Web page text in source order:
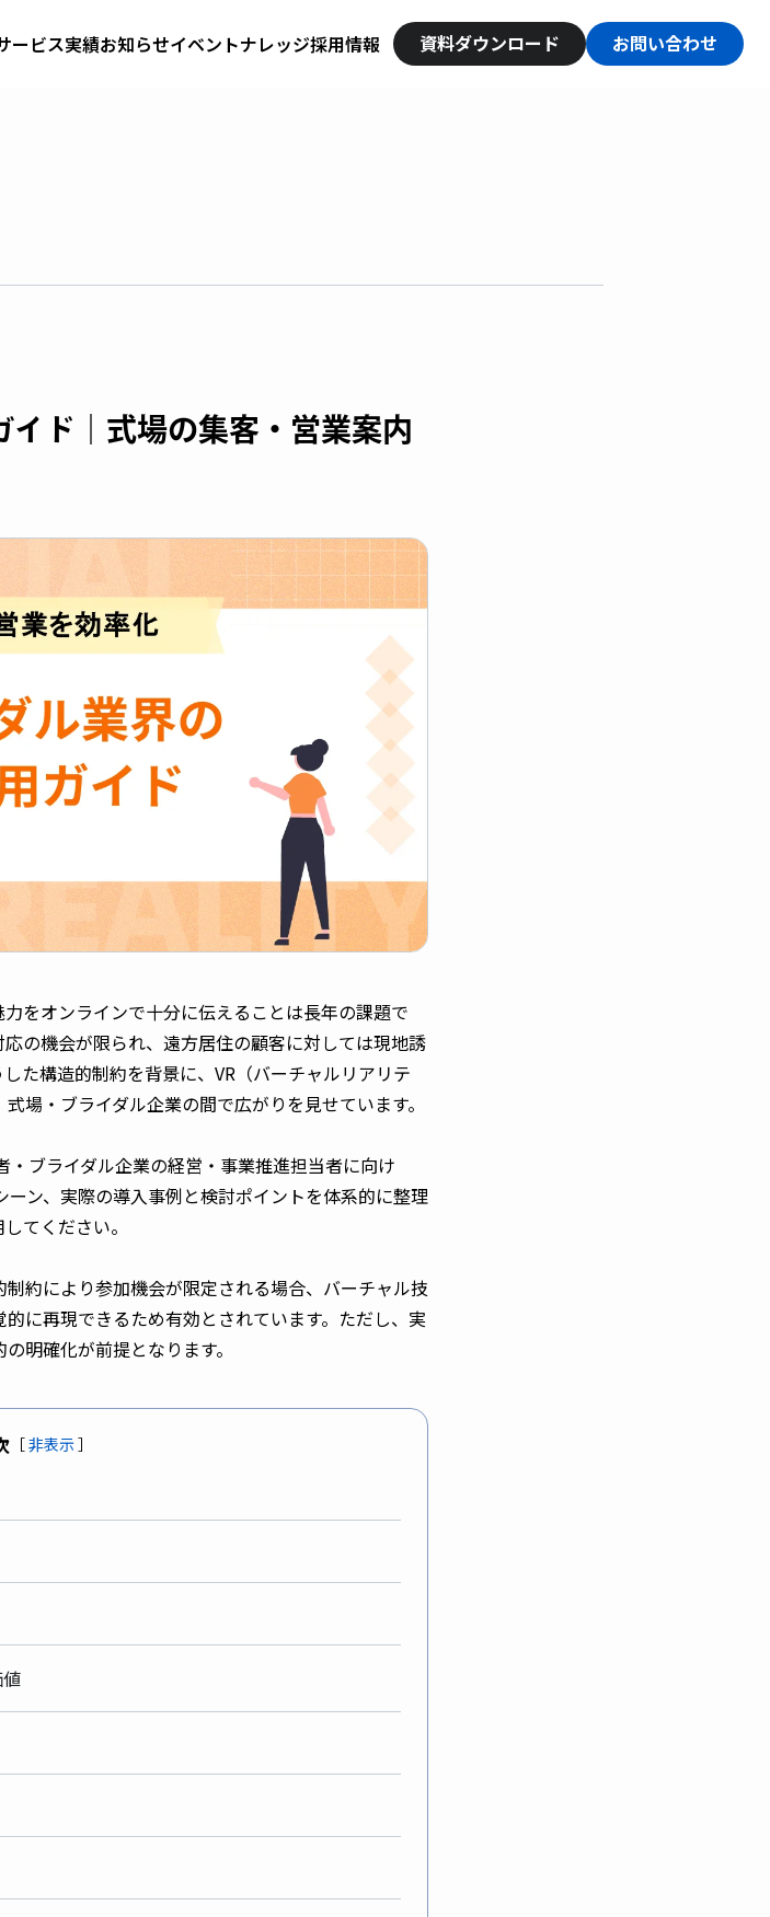
ービス実績お知らせイベントナレッジ採用情報 資料ダウンロード お問い合わせ
イド｜式場の集客・営業案内
をオンラインで十分に伝えることは長年の課題で
の機会が限られ、遠方居住の顧客に対しては現地誘
た構造的制約を背景に、VR（バーチャルリアリテ
場・ブライダル企業の間で広がりを見せています。
ブライダル企業の経営・事業推進担当者に向け
ン、実際の導入事例と検討ポイントを体系的に整理
てください。
約により参加機会が限定される場合、バーチャル技
に再現できるため有効とされています。ただし、実
明確化が前提となります。
［非表示］